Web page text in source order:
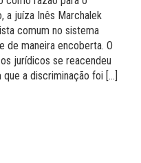
a juíza Inês Marchalek
comum no sistema
de maneira encoberta. O
jurídicos se reacendeu
a discriminação foi […]